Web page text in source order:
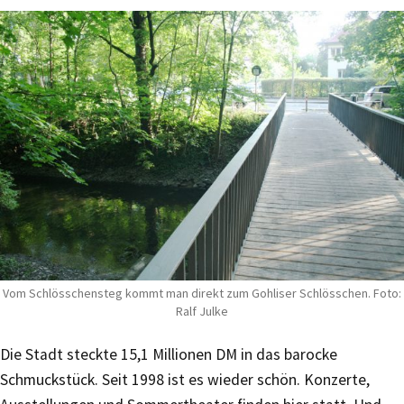
Vom Schlösschensteg kommt man direkt zum Gohliser Schlösschen. Foto:
Ralf Julke
Die Stadt steckte 15,1 Millionen DM in das barocke
Schmuckstück. Seit 1998 ist es wieder schön. Konzerte,